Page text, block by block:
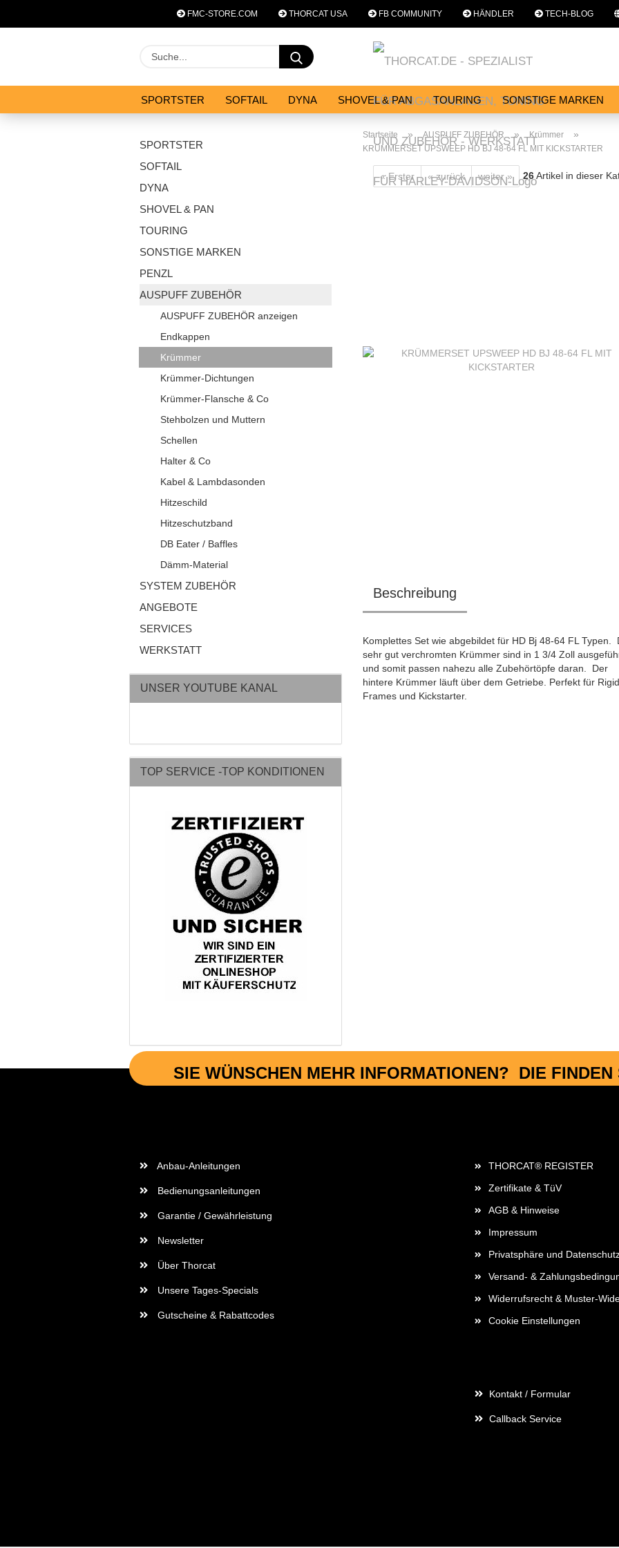
FMC-STORE.COM THORCAT USA FB COMMUNITY HÄNDLER TECH-BLOG
Suche...
SPORTSTER SOFTAIL DYNA SHOVEL & PAN TOURING SONSTIGE MARKEN
Startseite » AUSPUFF ZUBEHÖR » Krümmer »
KRÜMMERSET UPSWEEP HD BJ 48-64 FL MIT KICKSTARTER
« Erster « zurück weiter » 26Artikel in dieser
Beschreibung
Komplettes Set wie abgebildet für HD Bj 48-64 FL Typen.
sehr gut verchromten Krümmer sind in 1 3/4 Zoll
und somit passen nahezu alle Zubehörtöpfe daran. Der
hintere Krümmer läuft über dem Getriebe. Perfekt für
Frames und Kickstarter.
SPORTSTER
SOFTAIL
DYNA
SHOVEL & PAN
TOURING
SONSTIGE MARKEN
PENZL
AUSPUFF ZUBEHÖR
AUSPUFF ZUBEHÖR anzeigen
Endkappen
Krümmer
Krümmer-Dichtungen
Krümmer-Flansche & Co
Stehbolzen und Muttern
Schellen
Halter & Co
Kabel & Lambdasonden
Hitzeschild
Hitzeschutzband
DB Eater / Baffles
Dämm-Material
SYSTEM ZUBEHÖR
ANGEBOTE
SERVICES
WERKSTATT
UNSER YOUTUBE KANAL
TOP SERVICE -TOP KONDITIONEN
SIE WÜNSCHEN MEHR INFORMATIONEN? DIE FINDEN
Anbau-Anleitungen
Bedienungsanleitungen
Garantie / Gewährleistung
Newsletter
Über Thorcat
Unsere Tages-Specials
Gutscheine & Rabattcodes
THORCAT® REGISTER
Zertifikate & TüV
AGB & Hinweise
Impressum
Privatsphäre und
Versand- &
Widerrufsrecht & Muster-
Cookie Einstellungen
Kontakt / Formular
Callback Service